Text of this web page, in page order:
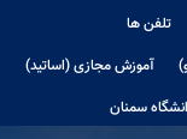
تلفن ها
آموزش مجازی (اساتید)
سمنان